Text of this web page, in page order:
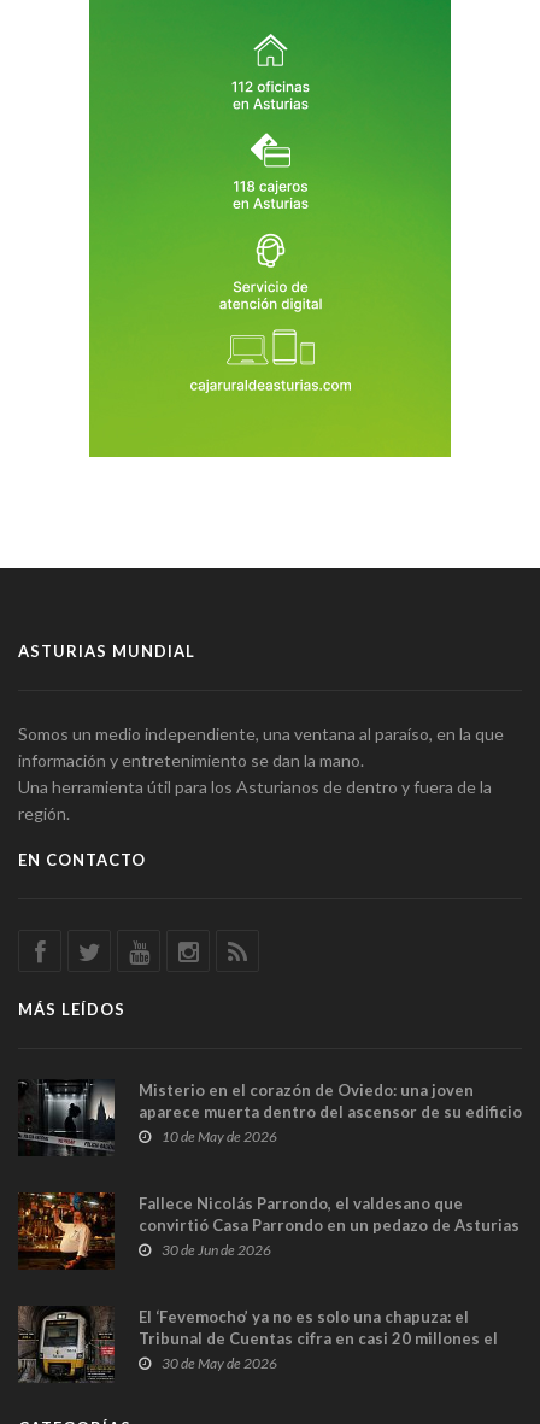
ASTURIAS MUNDIAL
Somos un medio independiente, una ventana al paraíso, en la que
información y entretenimiento se dan la mano.
Una herramienta útil para los Asturianos de dentro y fuera de la
región.
EN CONTACTO
MÁS LEÍDOS
Misterio en el corazón de Oviedo: una joven
aparece muerta dentro del ascensor de su edificio
y las cámaras captan sus últimos minutos
10 de May de 2026
Fallece Nicolás Parrondo, el valdesano que
convirtió Casa Parrondo en un pedazo de Asturias
en Madrid
30 de Jun de 2026
El ‘Fevemocho’ ya no es solo una chapuza: el
Tribunal de Cuentas cifra en casi 20 millones el
sobrecoste de los trenes que no cabían por los
30 de May de 2026